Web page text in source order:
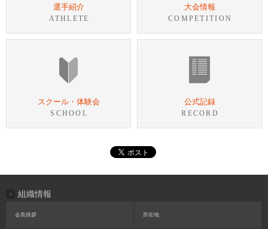
選手紹介
ATHLETE
大会情報
COMPETITION
スクール・体験会
SCHOOL
公式記録
RECORD
組織情報
会長挨拶 所在地